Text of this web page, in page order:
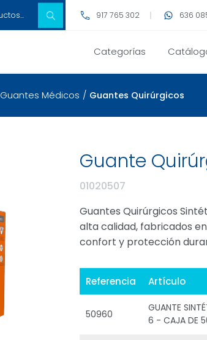
917 765 302 636
Categorías
Guantes Médicos / Guantes Quirúrgicos
Guante
01020507
Guantes Quirúrgicos
alta calidad, fabricados
confort y protección
Referencia Artículo
50960
GUANTE
6 - CAJA DE